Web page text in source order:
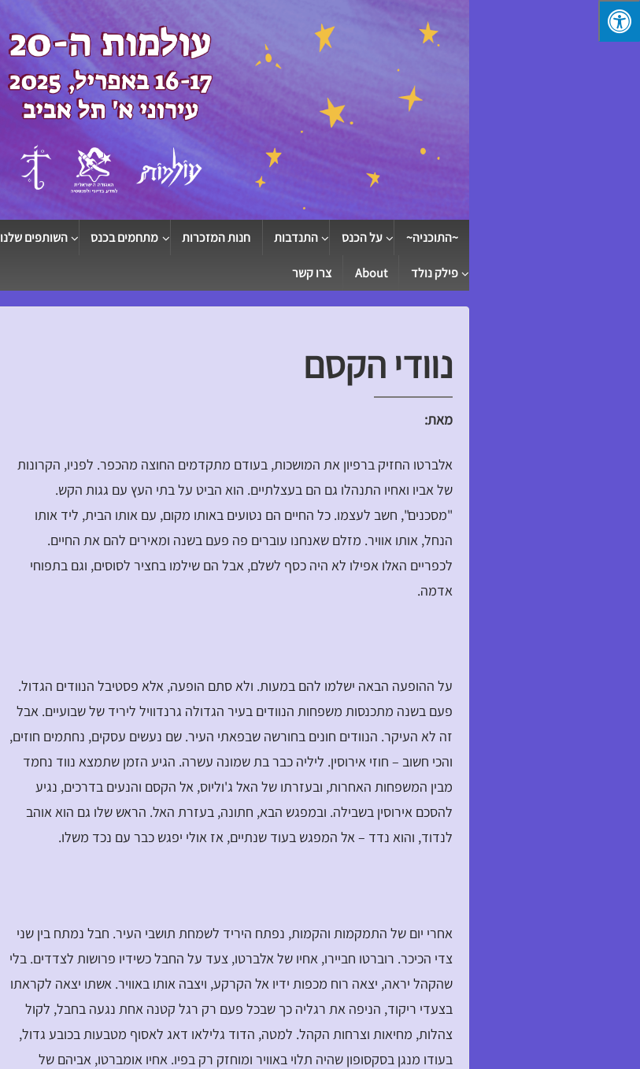
CONTENT
~התוכניה~ על הכנס התנדבות חנות המזכרות מתחמים בכנס השותפים שלנו
פילק נולד About צרו קשר
נוודי הקסם
מאת:
אלברטו החזיק ברפיון את המושכות, בעודם מתקדמים החוצה מהכפר. לפניו, הקרונות
של אביו ואחיו התנהלו גם הם בעצלתיים. הוא הביט על בתי העץ עם גגות הקש.
"מסכנים", חשב לעצמו. כל החיים הם נטועים באותו מקום, עם אותו הבית, ליד אותו
הנחל, אותו אוויר. מזלם שאנחנו עוברים פה פעם בשנה ומאירים להם את החיים.
לכפריים האלו אפילו לא היה כסף לשלם, אבל הם שילמו בחציר לסוסים, וגם בתפוחי
אדמה.
על ההופעה הבאה ישלמו להם במעות. ולא סתם הופעה, אלא פסטיבל הנוודים הגדול.
פעם בשנה מתכנסות משפחות הנוודים בעיר הגדולה גרנדוויל ליריד של שבועיים. אבל
זה לא העיקר. הנוודים חונים בחורשה שבפאתי העיר. שם נעשים עסקים, נחתמים חוזים,
והכי חשוב – חוזי אירוסין. ליליה כבר בת שמונה עשרה. הגיע הזמן שתמצא נווד נחמד
מבין המשפחות האחרות, ובעזרתו של האל ג'וליוס, אל הקסם והנעים בדרכים, נגיע
להסכם אירוסין בשבילה. ובמפגש הבא, חתונה, בעזרת האל. הראש שלו גם הוא אוהב
לנדוד, והוא נדד – אל המפגש בעוד שנתיים, אז אולי יפגש כבר עם נכד משלו.
אחרי יום של התמקמות והקמות, נפתח היריד לשמחת תושבי העיר. חבל נמתח בין שני
צדי הכיכר. רוברטו חביירו, אחיו של אלברטו, צעד על החבל כשידיו פרושות לצדדים. בלי
שהקהל יראה, יצאה רוח מכפות ידיו אל הקרקע, ויצבה אותו באוויר. אשתו יצאה לקראתו
בצעדי ריקוד, הניפה את רגליה כך שבכל פעם רק רגל קטנה אחת נגעה בחבל, לקול
צהלות, מחיאות וצרחות הקהל. למטה, הדוד גלילאו דאג לאסוף מטבעות בכובע גדול,
בעודו מנגן בסקסופון שהיה תלוי באוויר ומוחזק רק בפיו. אחיו אומברטו, אביהם של